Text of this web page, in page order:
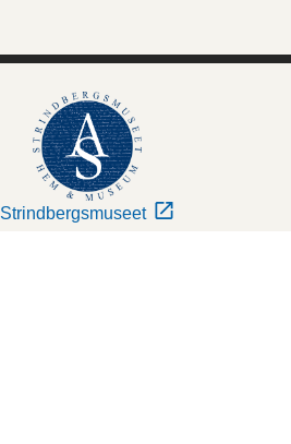
Strindbergsmuseet